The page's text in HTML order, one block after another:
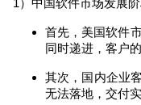
1）中国软件市场发展
首先，美国软件
同时递进，客户
其次，国内企业
无法落地，交付